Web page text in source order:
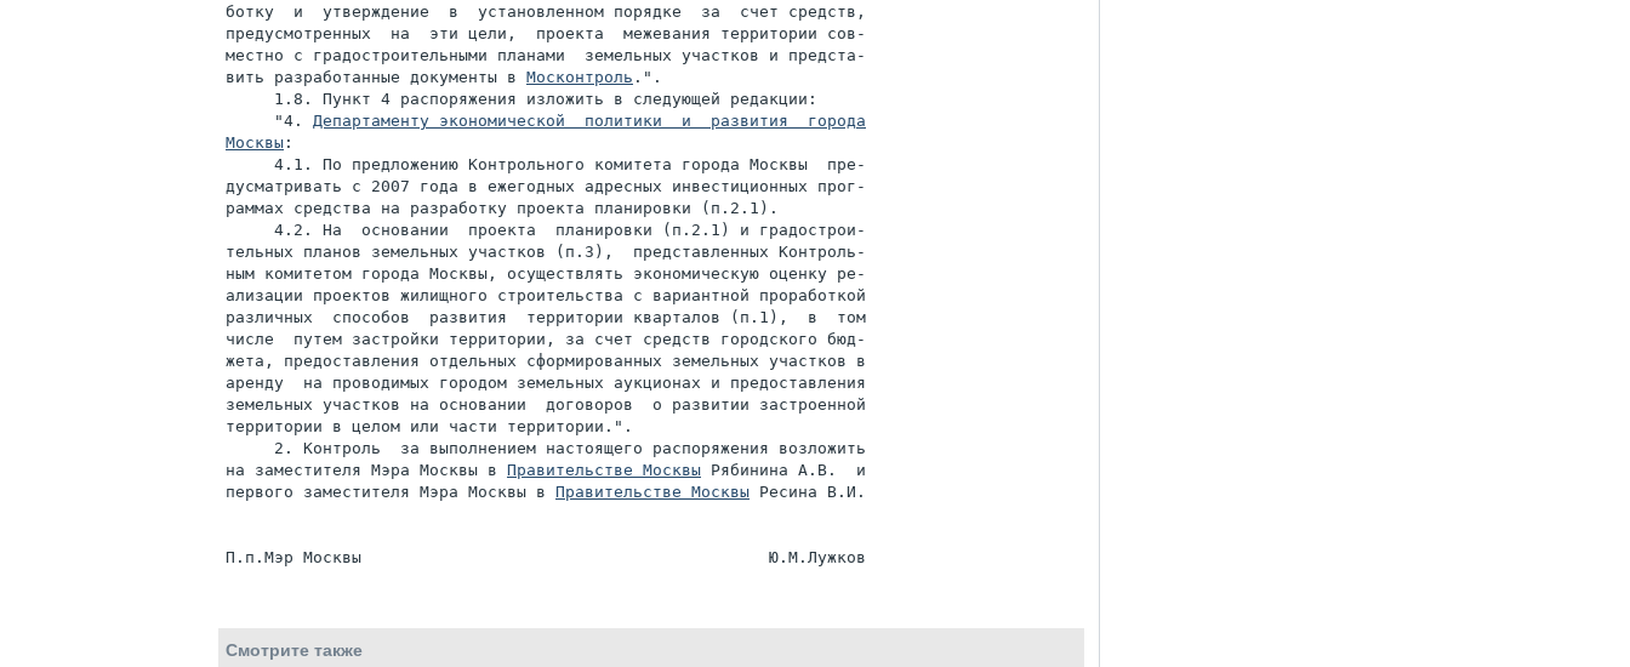
ботку  и  утверждение  в  установленном порядке  за  счет средств,
предусмотренных  на  эти цели,  проекта  межевания территории сов-
местно с градостроительными планами  земельных участков и предста-
вить разработанные документы в Москонтроль .".
     1.8. Пункт 4 распоряжения изложить в следующей редакции:
     "4.
Департаменту экономической  политики  и  развития  города
Москвы :
     4.1. По предложению Контрольного комитета города Москвы  пре-
дусматривать с 2007 года в ежегодных адресных инвестиционных прог-
раммах средства на разработку проекта планировки (п.2.1).
     4.2. На  основании  проекта  планировки (п.2.1) и градострои-
тельных планов земельных участков (п.3),  представленных Контроль-
ным комитетом города Москвы, осуществлять экономическую оценку ре-
ализации проектов жилищного строительства с вариантной проработкой
различных  способов  развития  территории кварталов (п.1),  в  том
числе  путем застройки территории, за счет средств городского бюд-
жета, предоставления отдельных сформированных земельных участков в
аренду  на проводимых городом земельных аукционах и предоставления
земельных участков на основании  договоров  о развитии застроенной
территории в целом или части территории.".
     2. Контроль  за выполнением настоящего распоряжения возложить
на заместителя Мэра Москвы в Правительстве Москвы Рябинина А.В.  и
первого заместителя Мэра Москвы в Правительстве Москвы Ресина В.И.
Смотрите также